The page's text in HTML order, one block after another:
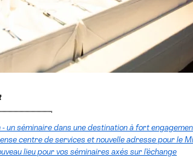
un séminaire dans une destination à fort
centre de services et nouvelle adresse pour le
lieu pour vos séminaires axés sur l’échange